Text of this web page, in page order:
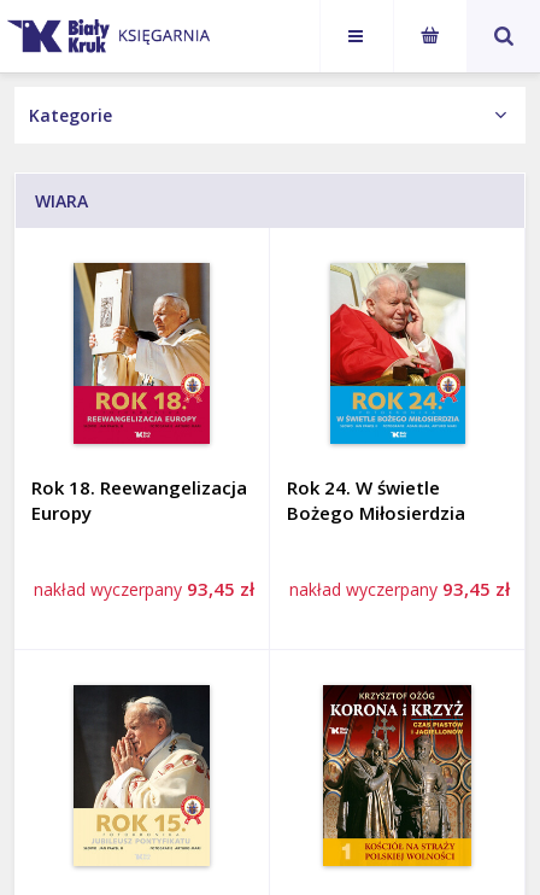
NASI AUTORZY
Karol
Nawrocki
Jan Paweł
KSIĄŻKI
Wydania Obcojęzyczne
Książka z autografem
Kategorie
ALBUMY
BIOGRAFIE
DLA DZIECI I MŁODZIEŻY
HISTORIA I POLSKA
JAN PAWEŁ II
LITERATURA PIĘKNA
WIARA
Adwent i Boże Narodzenie 2025
Na prezent
WIARA
Rok 18. Reewangelizacja
Europy
nakład wyczerpany 93,45 zł
Rok 24. W świetle
Bożego Miłosierdzia
nakład wyczerpany 93,45 zł